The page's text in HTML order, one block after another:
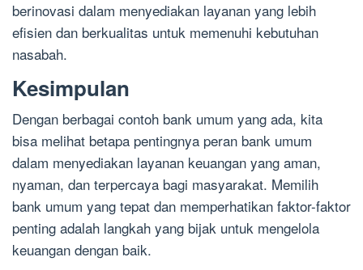
berinovasi dalam menyediakan layanan yang lebih
efisien dan berkualitas untuk memenuhi kebutuhan
nasabah.
Kesimpulan
Dengan berbagai contoh bank umum yang ada, kita
bisa melihat betapa pentingnya peran bank umum
dalam menyediakan layanan keuangan yang aman,
nyaman, dan terpercaya bagi masyarakat. Memilih
bank umum yang tepat dan memperhatikan faktor-faktor
penting adalah langkah yang bijak untuk mengelola
keuangan dengan baik.